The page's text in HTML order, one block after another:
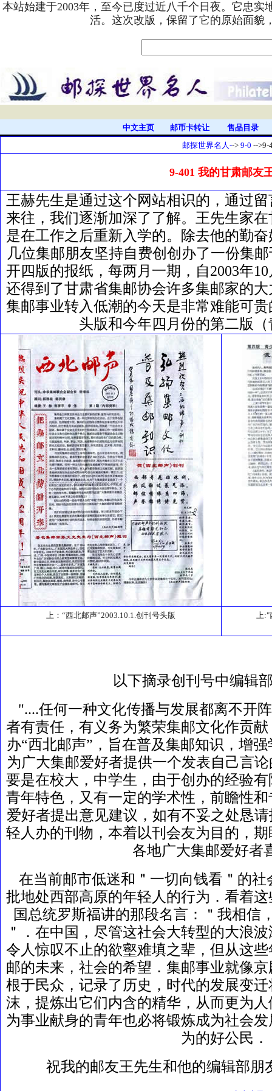
本站始建于2003年，至今已度过近八千个日夜。它忠
活。这次改版，保留了它的原始面貌
中文主页 邮币卡转让
售品目录
邮探世界名人--> 9-0 -->9-
9-401 我的甘肃邮友
王赫先生是通过这个网站相识的，通过
来往，我们逐渐加深了了解。王先生家
是在工作之后重新入学的。除去他的勤
几位集邮朋友坚持自费创创办了一份集
开四版的报纸，每两月一期，自2003年
还得到了甘肃省集邮协会许多集邮家的
集邮事业转入低潮的今天是非常难能可
头版和今年四月份的第二版
上：“西北邮声”2003.10.1.创刊号头版 上:"
以下摘录创刊号中编辑
"....任何一种文化传播与发展都离不开
者有责任，有义务为繁荣集邮文化作贡
办“西北邮声”，旨在普及集邮知识，增
为广大集邮爱好者提供一个发表自己言
要是在校大，中学生，由于创办的经验
青年特色，又有一定的学术性，前瞻性
爱好者提出意见建议，如有不妥之处恳
轻人办的刊物，本着以刊会友为目的，
各地广大集邮爱好者
在当前邮市低迷和＂一切向钱看＂的
批地处西部高原的年轻人的行为．看着
国总统罗斯福讲的那段名言：＂我相信
＂．在中国，尽管这社会大转型的大浪
令人惊叹不止的欲壑难填之辈，但从这
邮的未来，社会的希望．集邮事业就像
根于民众，记录了历史，时代的发展变
沫，提炼出它们内含的精华，从而更为
为事业献身的青年也必将锻炼成为社会
为的好公民
祝我的邮友王先生和他的编辑部朋